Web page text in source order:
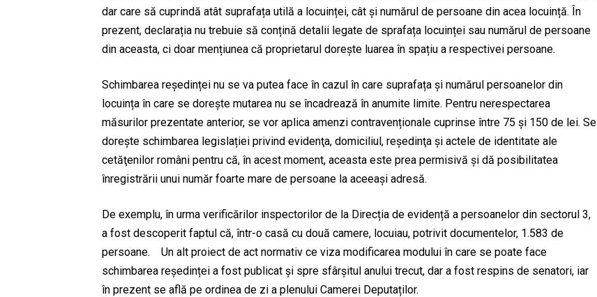
dar care să cuprindă atât suprafața utilă a locuinței, cât și numărul de persoane din acea locuință. În
prezent, declarația nu trebuie să conțină detalii legate de sprafața locuinței sau numărul de persoane
din aceasta, ci doar mențiunea că proprietarul dorește luarea în spațiu a respectivei persoane.
Schimbarea reședinței nu se va putea face în cazul în care suprafața și numărul persoanelor din
locuința în care se dorește mutarea nu se încadrează în anumite limite. Pentru nerespectarea
măsurilor prezentate anterior, se vor aplica amenzi contravenționale cuprinse între 75 și 150 de lei. Se
dorește schimbarea legislației privind evidenţa, domiciliul, reşedinţa şi actele de identitate ale
cetăţenilor români pentru că, în acest moment, aceasta este prea permisivă și dă posibilitatea
înregistrării unui număr foarte mare de persoane la aceeași adresă.
De exemplu, în urma verificărilor inspectorilor de la Direcția de evidență a persoanelor din sectorul 3,
a fost descoperit faptul că, într-o casă cu două camere, locuiau, potrivit documentelor, 1.583 de
persoane. Un alt proiect de act normativ ce viza modificarea modului în care se poate face
schimbarea reședinței a fost publicat și spre sfârșitul anului trecut, dar a fost respins de senatori, iar
în prezent se află pe ordinea de zi a plenului Camerei Deputaților.